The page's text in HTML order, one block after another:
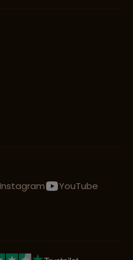
Instagram
YouTube